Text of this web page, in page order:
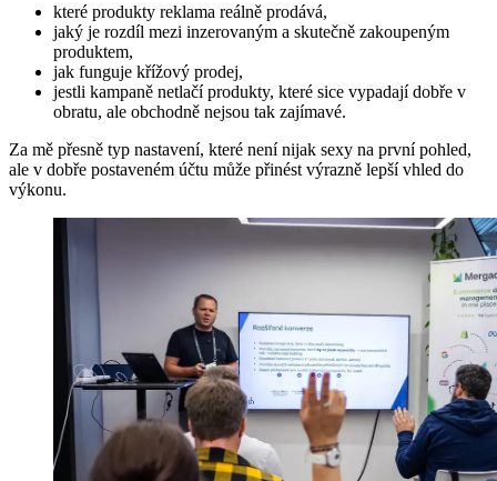
které produkty reklama reálně prodává,
jaký je rozdíl mezi inzerovaným a skutečně zakoupeným
produktem,
jak funguje křížový prodej,
jestli kampaně netlačí produkty, které sice vypadají dobře v
obratu, ale obchodně nejsou tak zajímavé.
Za mě přesně typ nastavení, které není nijak sexy na první pohled,
ale v dobře postaveném účtu může přinést výrazně lepší vhled do
výkonu.